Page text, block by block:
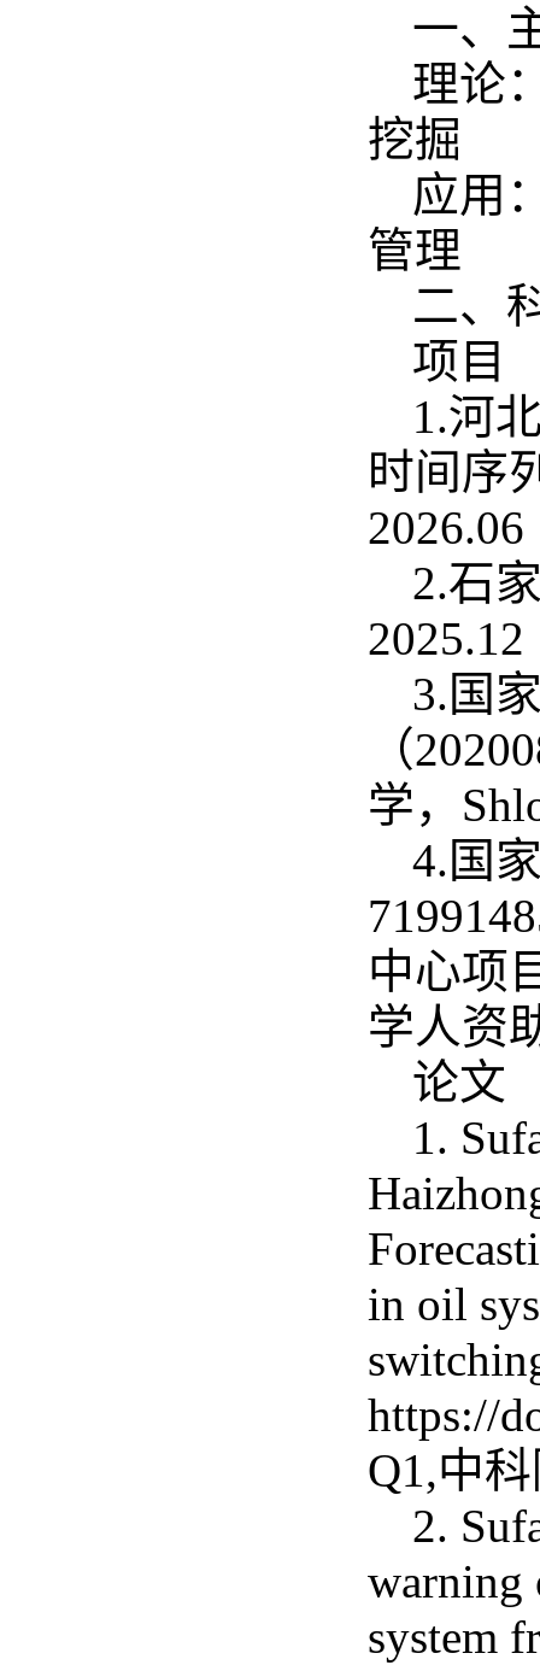
一、
理论
挖掘
应用
管理
二、
项目
1.河
时间序
2.石
3.国
（
学，
4.国
中心项
学人资
论文
1.
in oil
https://
Q1,中
2.
warning
system